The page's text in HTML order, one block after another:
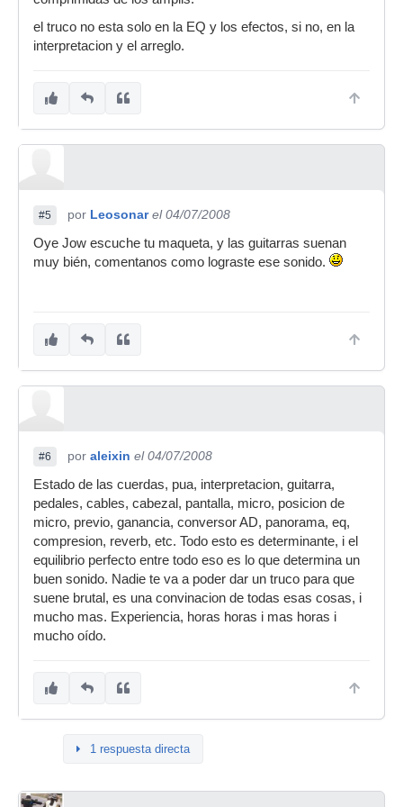
el truco no esta solo en la EQ y los efectos, si no, en la
interpretacion y el arreglo.
#5 por Leosonar el 04/07/2008
Oye Jow escuche tu maqueta, y las guitarras suenan
muy bién, comentanos como lograste ese sonido.
#6 por aleixin el 04/07/2008
Estado de las cuerdas, pua, interpretacion, guitarra,
pedales, cables, cabezal, pantalla, micro, posicion de
micro, previo, ganancia, conversor AD, panorama, eq,
compresion, reverb, etc. Todo esto es determinante, i el
equilibrio perfecto entre todo eso es lo que determina un
buen sonido. Nadie te va a poder dar un truco para que
suene brutal, es una convinacion de todas esas cosas, i
mucho mas. Experiencia, horas horas i mas horas i
mucho oído.
1 respuesta directa